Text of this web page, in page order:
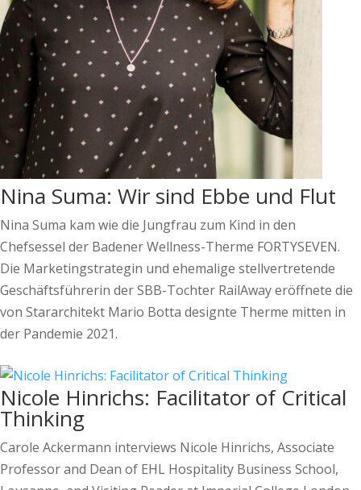
Nina Suma: Wir sind Ebbe und Flut
Nina Suma kam wie die Jungfrau zum Kind in den
Chefsessel der Badener Wellness-Therme FORTYSEVEN.
Die Marketingstrategin und ehemalige stellvertretende
Geschäftsführerin der SBB-Tochter RailAway eröffnete die
von Stararchitekt Mario Botta designte Therme mitten in
der Pandemie 2021.
Nicole Hinrichs: Facilitator of Critical
Thinking
Carole Ackermann interviews Nicole Hinrichs, Associate
Professor and Dean of EHL Hospitality Business School,